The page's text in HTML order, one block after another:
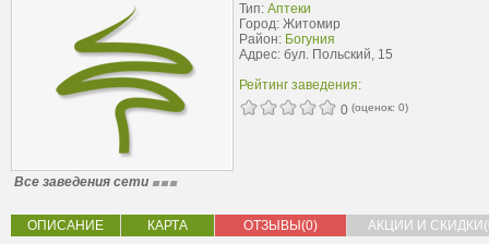
Тип: Аптеки
Город: Житомир
Район: Богуния
Адрес: бул. Польский, 15
Рейтинг заведения:
0 (оценок: 0)
Все заведения сети
ОПИСАНИЕ КАРТА ОТЗЫВЫ(0) АКЦИИ И